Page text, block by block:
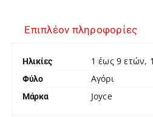
Επιπλέον πληροφορίες
Ηλικίες 1 έως 9 ετών,
Φύλο Αγόρι
Μάρκα Joyce